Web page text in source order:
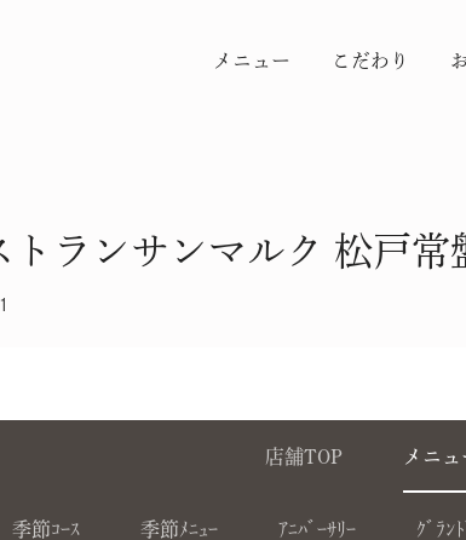
メニュー こだわり
トランサンマルク 松戸常
店舗TOP メニュ
季節ｺｰｽ 季節ﾒﾆｭｰ ｱﾆﾊﾞｰｻﾘｰ ｸﾞﾗﾝﾄ